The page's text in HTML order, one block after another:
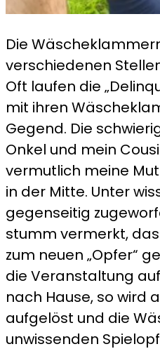
Die
verschiedenen
Oft laufen die
mit ihren
Gegend. Die
Onkel und mein
vermutlich meine
in der Mitte. Unter
gegenseitig
stumm vermerkt,
zum neuen „Opfer“
die Veranstaltung
nach Hause, so wird
aufgelöst und die
unwissenden